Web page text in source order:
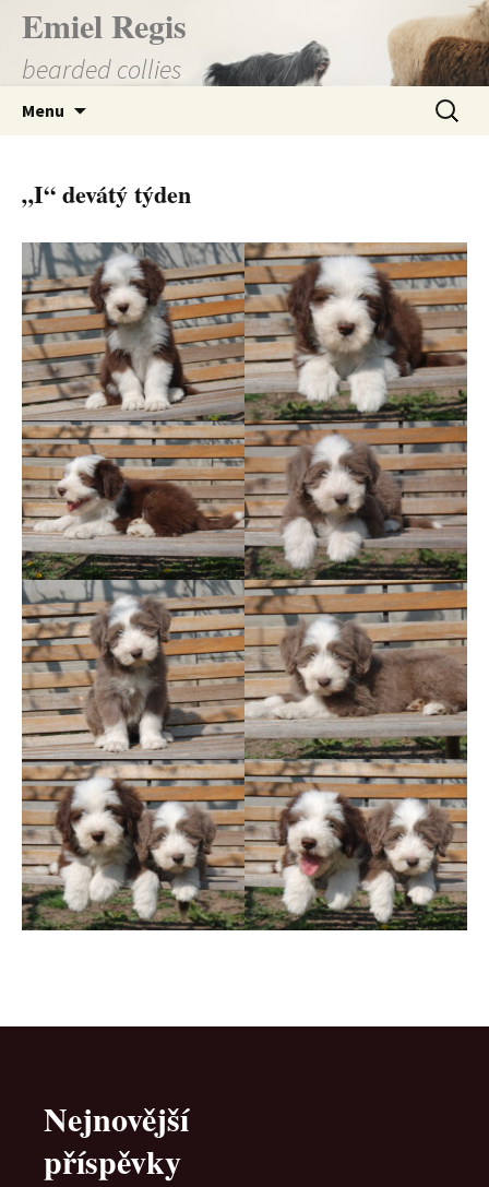
Přejít
obsahu
Emiel Regis
bearded collies
Menu
„I“ devátý týden
Nejnovější
příspěvky